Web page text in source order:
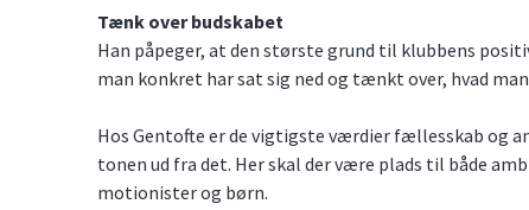
Tænk over budskabet
Han påpeger, at den største grund til klubbens
man konkret har sat sig ned og tænkt over, hvad
Hos Gentofte er de vigtigste værdier fællesskab og
tonen ud fra det. Her skal der være plads til både
motionister og børn.